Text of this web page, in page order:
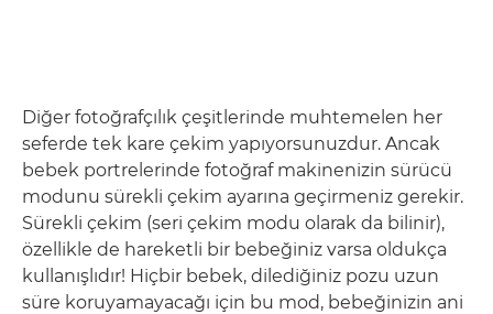
Diğer fotoğrafçılık çeşitlerinde muhtemelen her
seferde tek kare çekim yapıyorsunuzdur. Ancak
bebek portrelerinde fotoğraf makinenizin sürücü
modunu sürekli çekim ayarına geçirmeniz gerekir.
Sürekli çekim (seri çekim modu olarak da bilinir),
özellikle de hareketli bir bebeğiniz varsa oldukça
kullanışlıdır! Hiçbir bebek, dilediğiniz pozu uzun
süre koruyamayacağı için bu mod, bebeğinizin ani